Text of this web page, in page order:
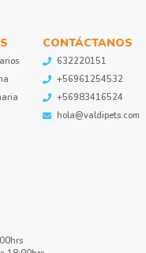
CONTÁCTANOS
632220151
+56961254532
+56983416524
hola@valdipets.com